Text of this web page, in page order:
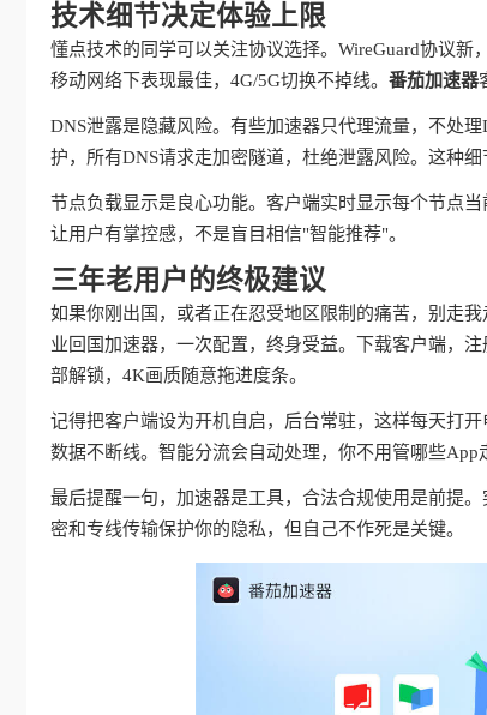
技术细节决定体验上限
懂点技术的同学可以关注协议选择。WireGuard协议
移动网络下表现最佳，4G/5G切换不掉线。 番茄加速器
DNS泄露是隐藏风险。有些加速器只代理流量，不处
护，所有DNS请求走加密隧道，杜绝泄露风险。这种细
节点负载显示是良心功能。客户端实时显示每个节点
让用户有掌控感，不是盲目相信"智能推荐"。
三年老用户的终极建议
如果你刚出国，或者正在忍受地区限制的痛苦，别走
业回国加速器，一次配置，终身受益。下载客户端，
部解锁，4K画质随意拖进度条。
记得把客户端设为开机自启，后台常驻，这样每天打
数据不断线。智能分流会自动处理，你不用管哪些App
最后提醒一句，加速器是工具，合法合规使用是前提
密和专线传输保护你的隐私，但自己不作死是关键。